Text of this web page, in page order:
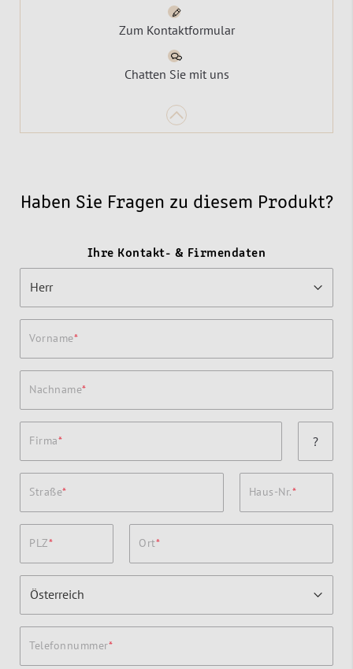
Zum Kontaktformular
Chatten Sie mit uns
Haben Sie Fragen zu diesem Produkt?
Ihre Kontakt- & Firmendaten
Vorname
Nachname
Firma ?
Straße Haus-Nr.
PLZ Ort
Telefonnummer